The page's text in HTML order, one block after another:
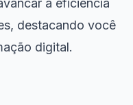
a eficiência
destacando você
digital.